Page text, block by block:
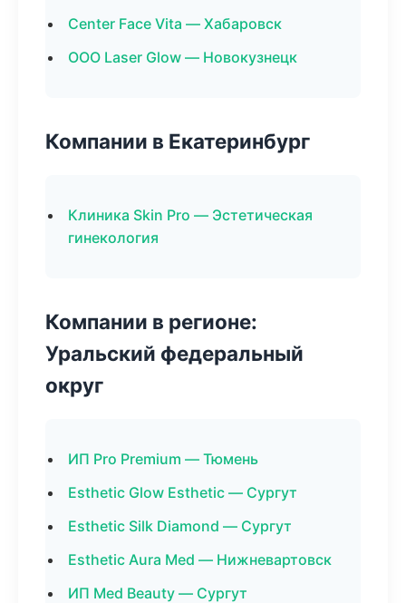
Center Face Vita — Хабаровск
ООО Laser Glow — Новокузнецк
Компании в Екатеринбург
Клиника Skin Pro — Эстетическая
гинекология
Компании в регионе:
Уральский федеральный
округ
ИП Pro Premium — Тюмень
Esthetic Glow Esthetic — Сургут
Esthetic Silk Diamond — Сургут
Esthetic Aura Med — Нижневартовск
ИП Med Beauty — Сургут